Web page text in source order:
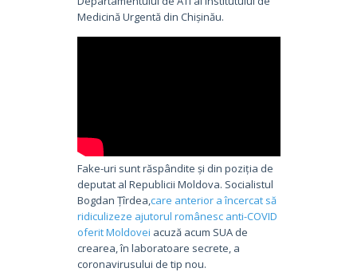
Medicină Urgentă din Chișinău.
Fake-uri sunt răspândite și din poziția de
deputat al Republicii Moldova. Socialistul
Bogdan Țîrdea,care anterior a încercat să
ridiculizeze ajutorul românesc anti-COVID
oferit Moldovei acuză acum SUA de
crearea, în laboratoare secrete, a
coronavirusului de tip nou.